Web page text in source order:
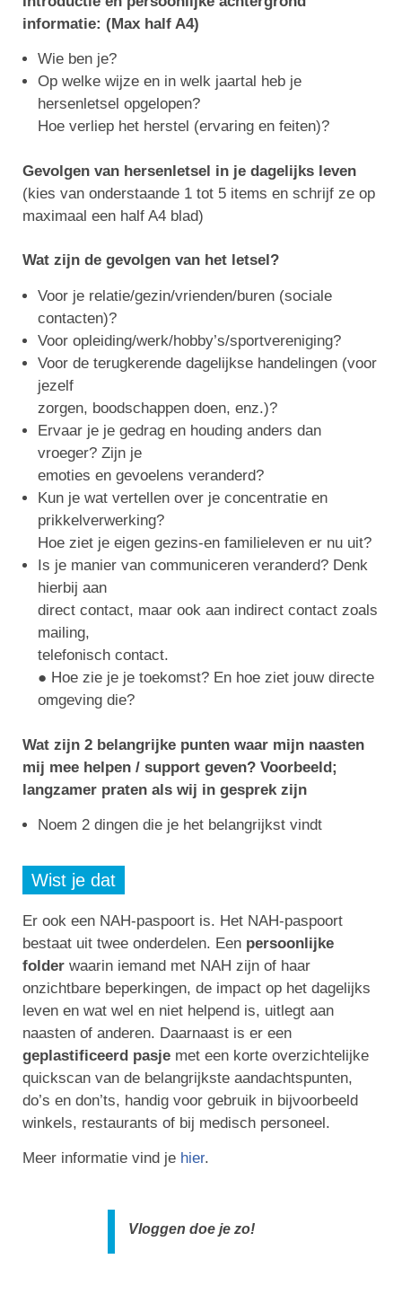
informatie: (Max half A4)
Wie ben je?
Op welke wijze en in welk jaartal heb je
hersenletsel opgelopen?
Hoe verliep het herstel (ervaring en feiten)?
Gevolgen van hersenletsel in je dagelijks leven
(kies van onderstaande 1 tot 5 items en schrijf ze op
maximaal een half A4 blad)
Wat zijn de gevolgen van het letsel?
Voor je relatie/gezin/vrienden/buren (sociale
contacten)?
Voor opleiding/werk/hobby’s/sportvereniging?
Voor de terugkerende dagelijkse handelingen (voor
jezelf
zorgen, boodschappen doen, enz.)?
Ervaar je je gedrag en houding anders dan
vroeger? Zijn je
emoties en gevoelens veranderd?
Kun je wat vertellen over je concentratie en
prikkelverwerking?
Hoe ziet je eigen gezins-en familieleven er nu uit?
Is je manier van communiceren veranderd? Denk
hierbij aan
direct contact, maar ook aan indirect contact zoals
mailing,
telefonisch contact.
● Hoe zie je je toekomst? En hoe ziet jouw directe
omgeving die?
Wat zijn 2 belangrijke punten waar mijn naasten
mij mee helpen / support geven? Voorbeeld;
langzamer praten als wij in gesprek zijn
Noem 2 dingen die je het belangrijkst vindt
Wist je dat
Er ook een NAH-paspoort is. Het NAH-paspoort
bestaat uit twee onderdelen. Een persoonlijke
folder waarin iemand met NAH zijn of haar
onzichtbare beperkingen, de impact op het dagelijks
leven en wat wel en niet helpend is, uitlegt aan
naasten of anderen. Daarnaast is er een
geplastificeerd pasje met een korte overzichtelijke
quickscan van de belangrijkste aandachtspunten,
do’s en don’ts, handig voor gebruik in bijvoorbeeld
winkels, restaurants of bij medisch personeel.
Meer informatie vind je hier.
Vloggen doe je zo!